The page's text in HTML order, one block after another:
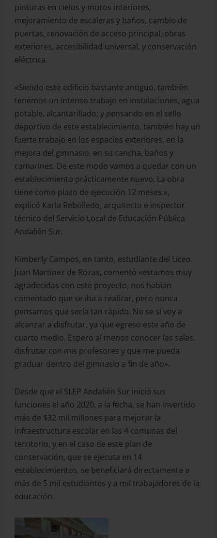
pinturas en cielos y muros interiores,
mejoramiento de escaleras y baños, cambio de
puertas, renovación de acceso principal, obras
exteriores, accesibilidad universal, y conservación
eléctrica.
«Siendo este edificio bastante antiguo, también
tenemos un intenso trabajo en instalaciones, agua
potable, alcantarillado; y pensando en el sello
deportivo de este establecimiento, también hay un
fuerte trabajo en los espacios exteriores, en la
mejora del gimnasio, en su cancha, baños y
camarines. De este modo vamos a quedar con un
establecimiento prácticamente nuevo. La obra
tiene como plazo de ejecución 12 meses.»,
explicó Karla Rebolledo, arquitecto e inspector
técnico del Servicio Local de Educación Pública
Andalién Sur.
Kimberly Campos, en tanto, estudiante del Liceo
Juan Martínez de Rozas, comentó «estamos muy
agradecidas con este proyecto, nos habían
comentado que se iba a realizar, pero nunca
pensamos que sería tan rápido. No se si voy a
alcanzar a disfrutar, ya que egreso este año de
cuarto medio. Espero al menos conocer las salas,
disfrutar con mis profesores y que me pueda
graduar dentro del gimnasio a fin de año».
Desde que el SLEP Andalién Sur inició sus
funciones el año 2020, a la fecha, se han invertido
más de $32 mil millones para mejorar la
infraestructura escolar en las 4 comunas del
territorio, y en el caso de este plan de
conservación, que se ejecuta en 14
establecimientos, se beneficiará directamente a
más de 5 mil estudiantes y a mil trabajadores de la
educación.